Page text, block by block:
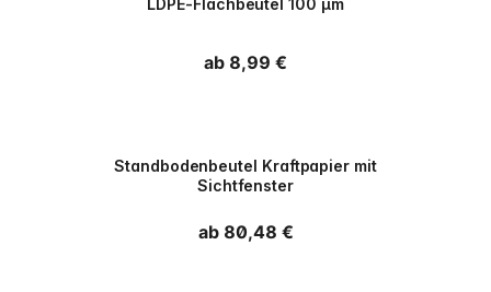
Normaler Preis
ab 8,99 €
Standbodenbeutel Kraftpapier mit
Sichtfenster
Normaler Preis
ab 80,48 €